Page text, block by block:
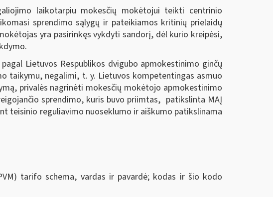
laikotarpiu mokesčių mokėtojui teikti centrinio
sprendimo sąlygų ir pateikiamos kritinių prielaidų
yra pasirinkęs vykdyti sandorį, dėl kurio kreipėsi,
Lietuvos Respublikos dvigubo apmokestinimo ginčų
taikymu, negalimi, t. y. Lietuvos kompetentingas asmuo
privalės nagrinėti mokesčių mokėtojo apmokestinimo
sprendimo, kuris buvo priimtas, patikslinta MAĮ
teisinio reguliavimo nuoseklumo ir aiškumo patikslinama
tarifo schema, vardas ir pavardė; kodas ir šio kodo